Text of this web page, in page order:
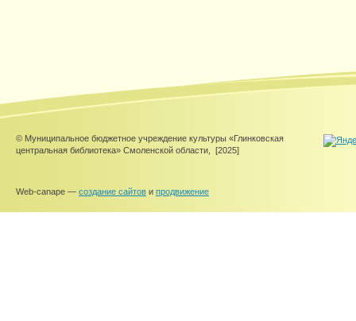
© Муниципальное бюджетное учреждение культуры «Глинковская
центральная библиотека» Смоленской области,
[2025]
Web-canape — создание сайтов и продвижение